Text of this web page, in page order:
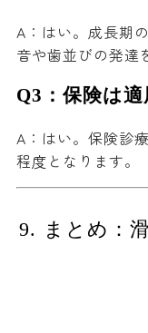
A：はい。成長期
音や歯並びの発達
Q3：保険は
A：はい。保険診
程度となります。
9. まとめ：